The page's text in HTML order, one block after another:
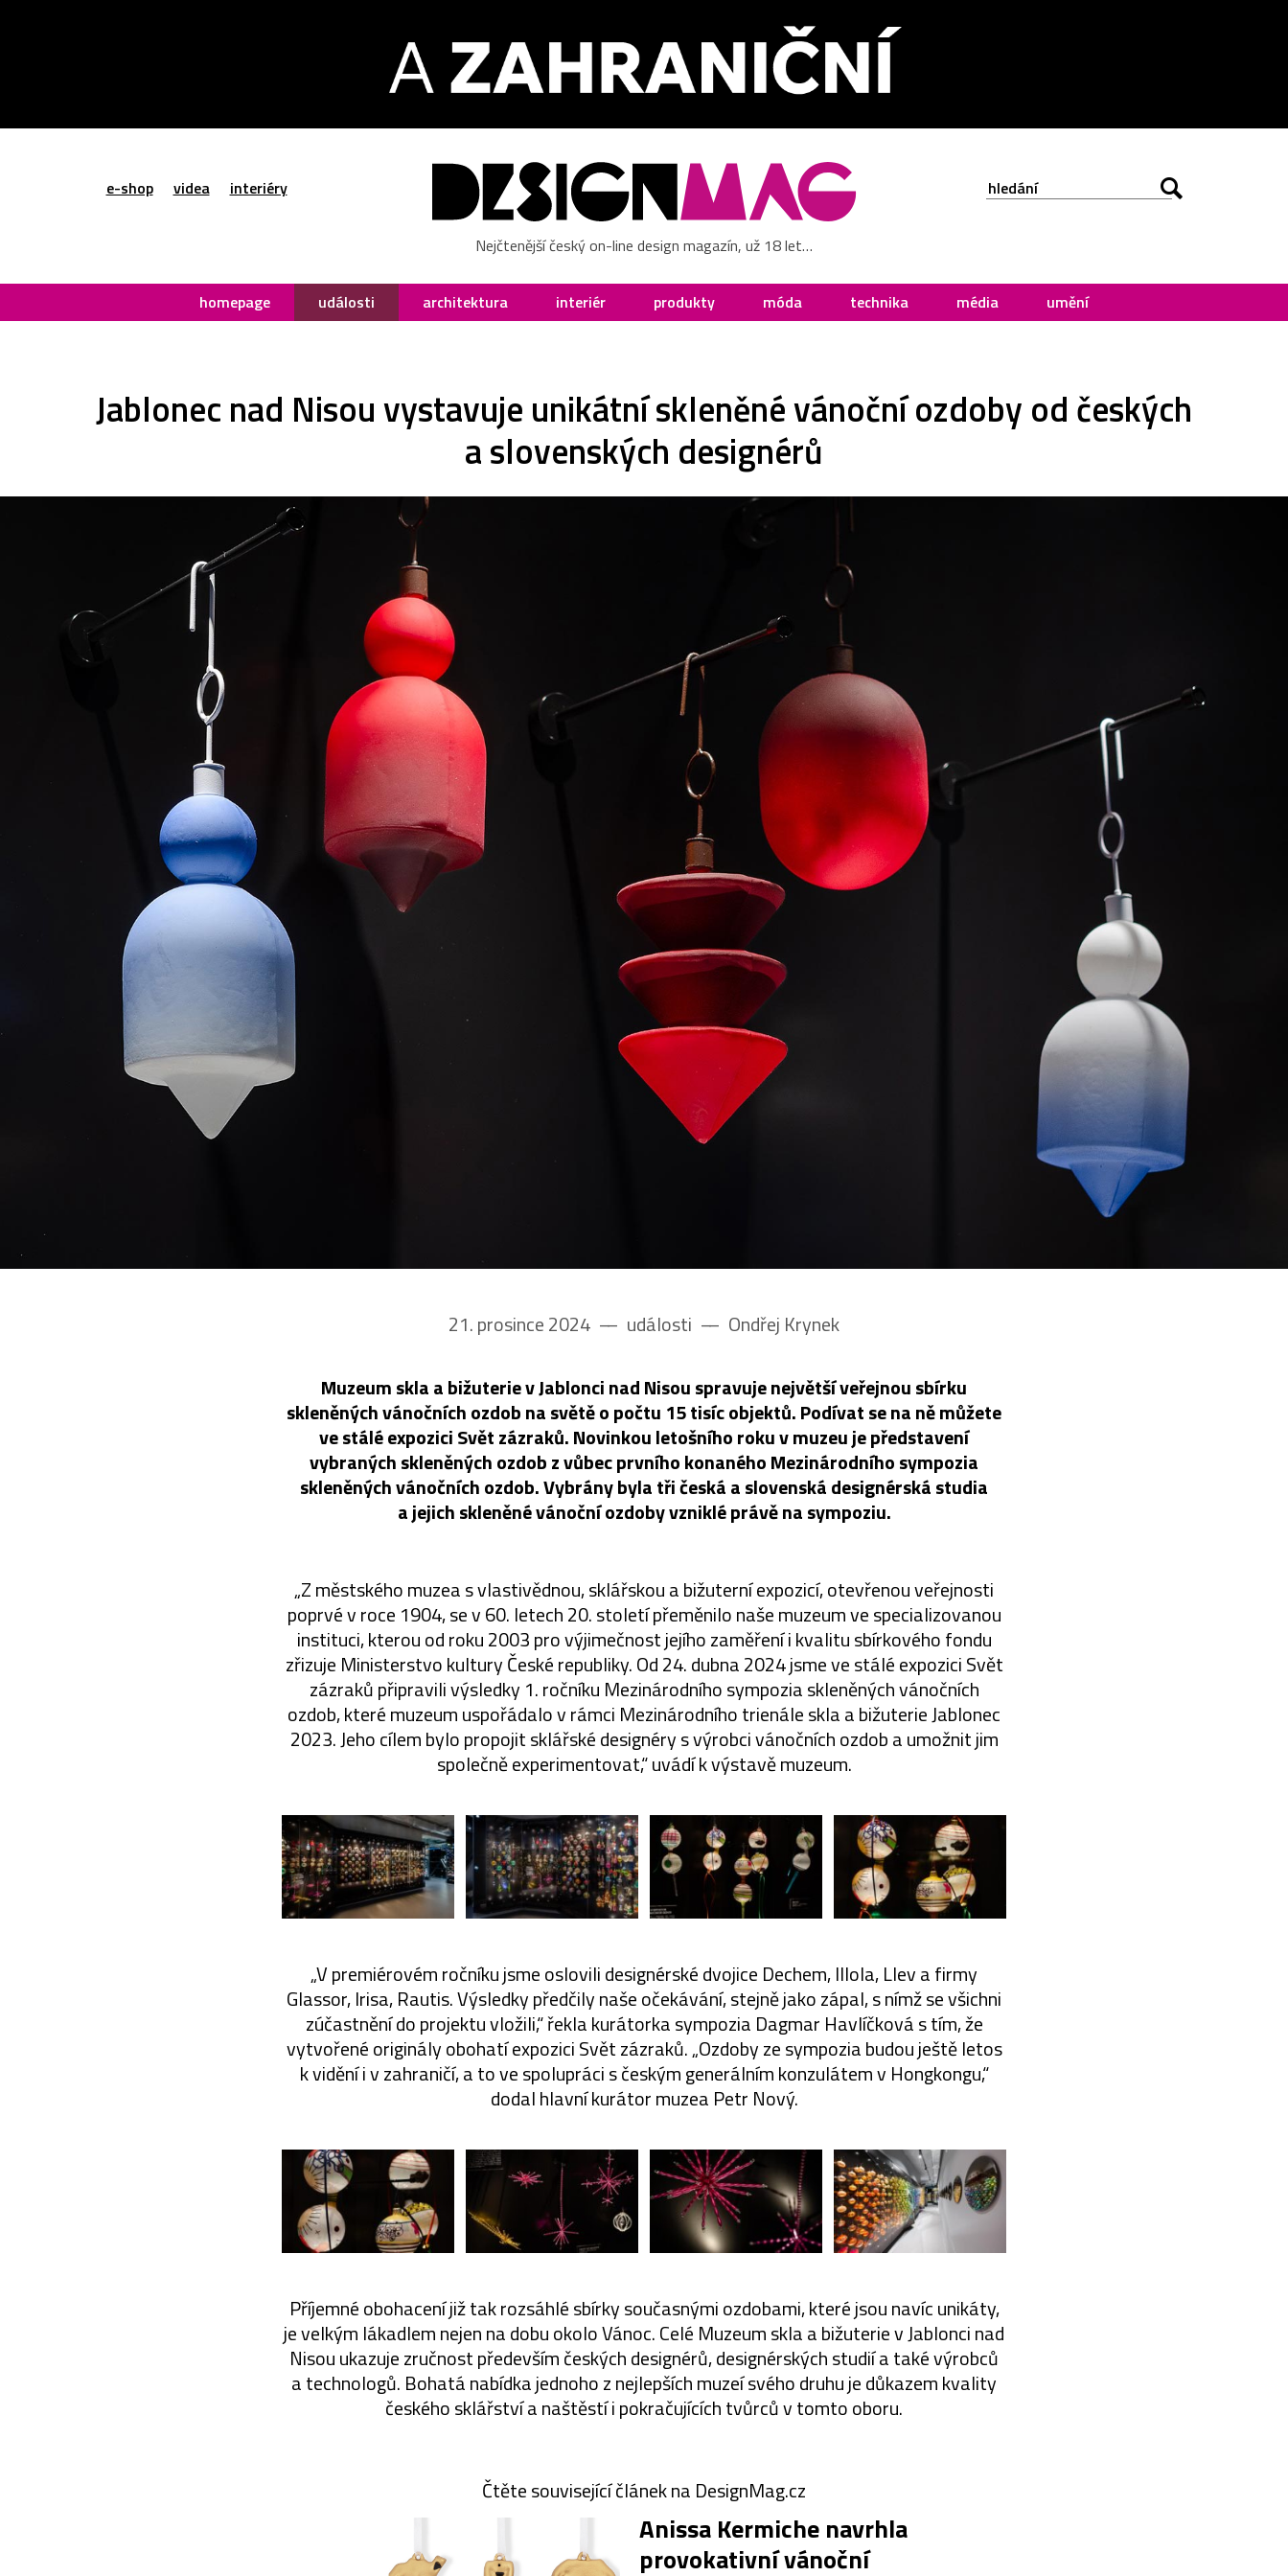
e-shop videa interiéry
Nejčtenější český on-line design magazín, už 18 let…
homepage události architektura interiér produkty móda technika média umění
Jablonec nad Nisou vystavuje unikátní skleněné vánoční ozdoby od českých
a slovenských designérů
21. prosince 2024 –– události –– Ondřej Krynek
Muzeum skla a bižuterie v Jablonci nad Nisou spravuje největší veřejnou sbírku
skleněných vánočních ozdob na světě o počtu 15 tisíc objektů. Podívat se na ně můžete
ve stálé expozici Svět zázraků. Novinkou letošního roku v muzeu je představení
vybraných skleněných ozdob z vůbec prvního konaného Mezinárodního sympozia
skleněných vánočních ozdob. Vybrány byla tři česká a slovenská designérská studia
a jejich skleněné vánoční ozdoby vzniklé právě na sympoziu.
„Z městského muzea s vlastivědnou, sklářskou a bižuterní expozicí, otevřenou veřejnosti
poprvé v roce 1904, se v 60. letech 20. století přeměnilo naše muzeum ve specializovanou
instituci, kterou od roku 2003 pro výjimečnost jejího zaměření i kvalitu sbírkového fondu
zřizuje Ministerstvo kultury České republiky. Od 24. dubna 2024 jsme ve stálé expozici Svět
zázraků připravili výsledky 1. ročníku Mezinárodního sympozia skleněných vánočních
ozdob, které muzeum uspořádalo v rámci Mezinárodního trienále skla a bižuterie Jablonec
2023. Jeho cílem bylo propojit sklářské designéry s výrobci vánočních ozdob a umožnit jim
společně experimentovat,“ uvádí k výstavě muzeum.
„V premiérovém ročníku jsme oslovili designérské dvojice Dechem, Illola, Llev a firmy
Glassor, Irisa, Rautis. Výsledky předčily naše očekávání, stejně jako zápal, s nímž se všichni
zúčastnění do projektu vložili,“ řekla kurátorka sympozia Dagmar Havlíčková s tím, že
vytvořené originály obohatí expozici Svět zázraků. „Ozdoby ze sympozia budou ještě letos
k vidění i v zahraničí, a to ve spolupráci s českým generálním konzulátem v Hongkongu,“
dodal hlavní kurátor muzea Petr Nový.
Příjemné obohacení již tak rozsáhlé sbírky současnými ozdobami, které jsou navíc unikáty,
je velkým lákadlem nejen na dobu okolo Vánoc. Celé Muzeum skla a bižuterie v Jablonci nad
Nisou ukazuje zručnost především českých designérů, designérských studií a také výrobců
a technologů. Bohatá nabídka jednoho z nejlepších muzeí svého druhu je důkazem kvality
českého sklářství a naštěstí i pokračujících tvůrců v tomto oboru.
Čtěte související článek na DesignMag.cz
Anissa Kermiche navrhla
provokativní vánoční